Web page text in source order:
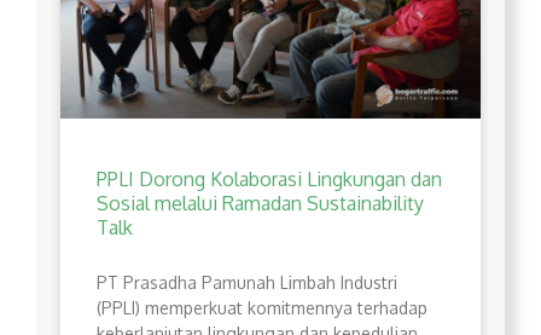
PPLI Dorong Kolaborasi Lingkungan dan
Sosial melalui Ramadan Sustainability
Talk
PT Prasadha Pamunah Limbah Industri
(PPLI) memperkuat komitmennya terhadap